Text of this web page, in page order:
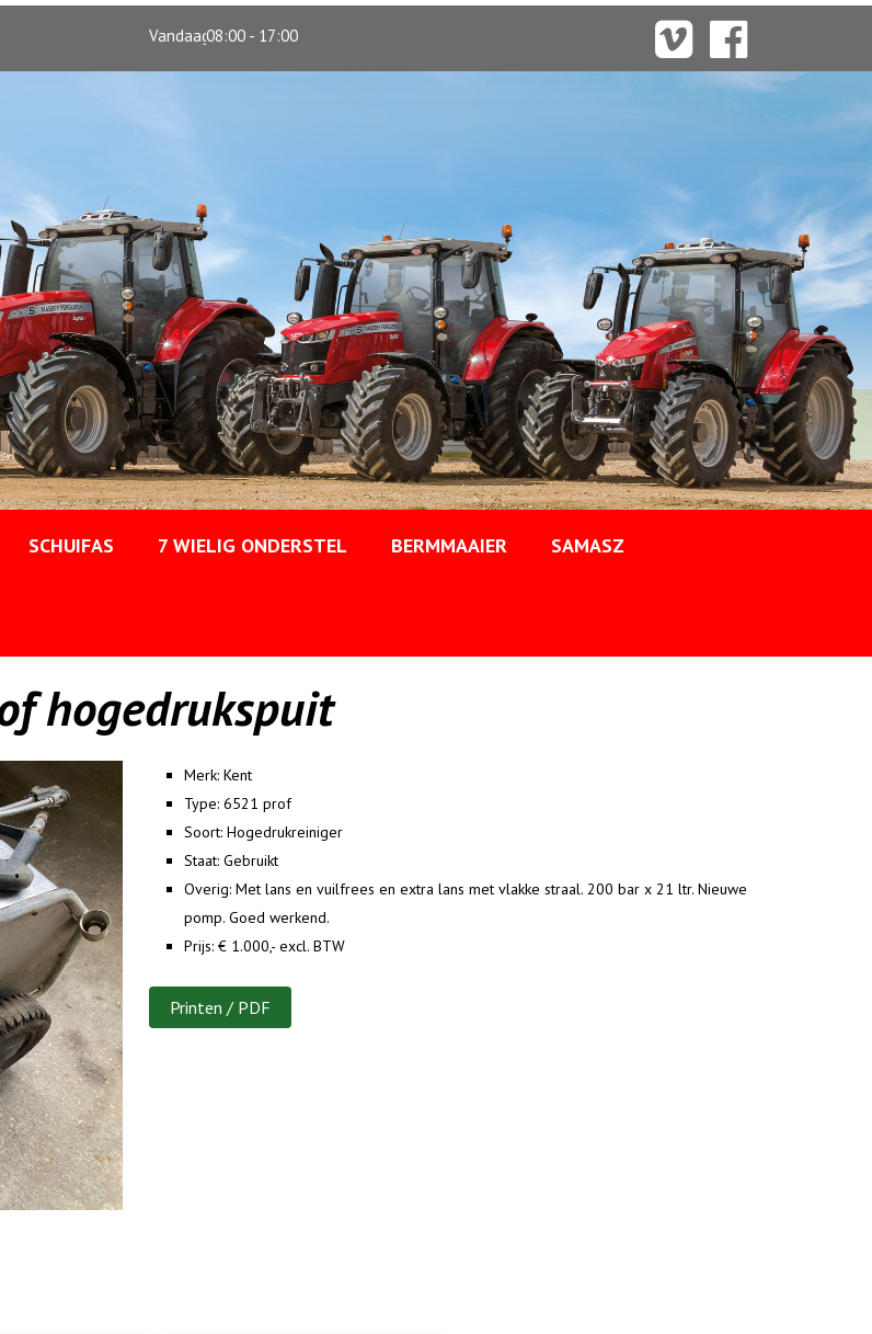
Vandaag08:00 - 17:00
SCHUIFAS 7 WIELIG ONDERSTEL BERMMAAIER SAMASZ
hogedrukspuit
Merk: Kent
Type: 6521 prof
Soort: Hogedrukreiniger
Staat: Gebruikt
Overig: Met lans en vuilfrees en extra lans met vlakke straal. 200 bar x 21 ltr. Nieuwe
pomp. Goed werkend.
Prijs: € 1.000,- excl. BTW
Printen / PDF